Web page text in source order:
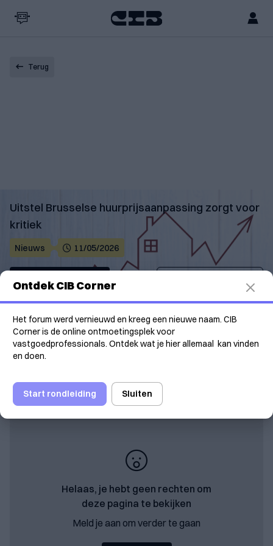
Terug
Uitstel Brusselse huurprijsaanpassing zorgt voor
kritiek
Nieuws 11/05/2026
Karine Lalieux, stelt de aanpassing van de Brusselse
huurprijsreferentieroosters uit. Dat meldt de
Franstalige eigenaarsorganisatie SNPC-NEMS in een
Helaas, je hebt geen rechten om
deze pagina te bekijken
Meld je aan om verder te gaan
Ontdek CIB Corner
Het forum werd vernieuwd en kreeg een nieuwe naam. CIB
Corner is de online ontmoetingsplek voor
vastgoedprofessionals. Ontdek wat je hier allemaal kan vinden
en doen.
Start rondleiding Sluiten